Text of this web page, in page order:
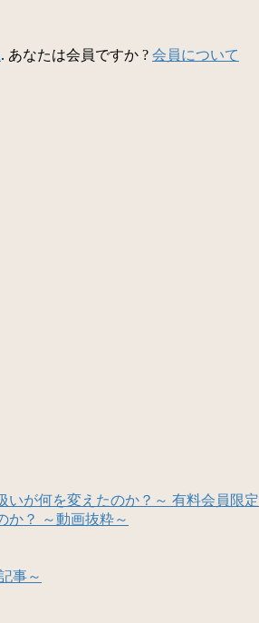
. あなたは会員ですか ? 会員について
いが何を変えたのか？～ 有料会員限定
か？ ～動画抜粋～
事～